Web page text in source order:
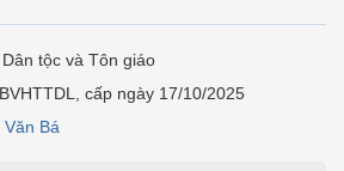
tộc và Tôn giáo
cấp ngày 17/10/2025
Bá